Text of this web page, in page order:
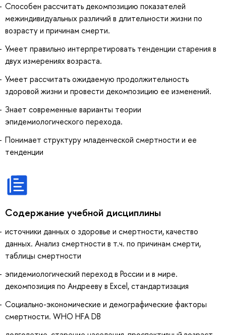
Способен рассчитать декомпозицию показателей
межиндивидуальных различий в длительности жизни по
возрасту и причинам смерти.
Умеет правильно интерпретировать тенденции старения в
двух измерениях возраста.
Умеет рассчитать ожидаемую продолжительность
здоровой жизни и провести декомпозицию ее изменений.
Знает современные варианты теории
эпидемиологического перехода.
Понимает структуру младенческой смертности и ее
тенденции
Содержание учебной дисциплины
источники данных о здоровье и смертности, качество
данных. Анализ смертности в т.ч. по причинам смерти,
таблицы смертности
эпидемиологический переход в России и в мире.
декомпозиция по Андрееву в Excel, стандартизация
Социально-экономические и демографические факторы
смертности. WHO HFA DB